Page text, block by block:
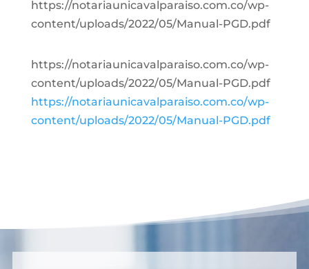
https://notariaunicavalparaiso.com.co/wp-
content/uploads/2022/05/Manual-PGD.pdf
https://notariaunicavalparaiso.com.co/wp-
content/uploads/2022/05/Manual-PGD.pdf
https://notariaunicavalparaiso.com.co/wp-
content/uploads/2022/05/Manual-PGD.pdf